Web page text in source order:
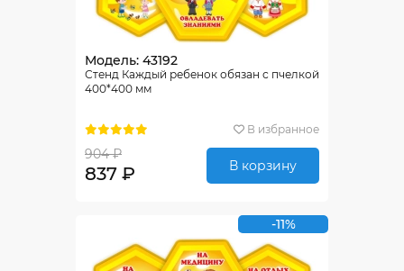
Модель: 43192
Стенд Каждый ребенок обязан с пчелкой
400*400 мм
В избранное
904 ₽
837 ₽ В корзину
-11%